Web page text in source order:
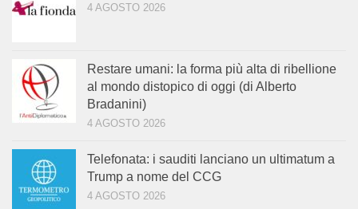
4 AGOSTO 2026
Restare umani: la forma più alta di ribellione
al mondo distopico di oggi (di Alberto
Bradanini)
4 AGOSTO 2026
Telefonata: i sauditi lanciano un ultimatum a
Trump a nome del CCG
4 AGOSTO 2026